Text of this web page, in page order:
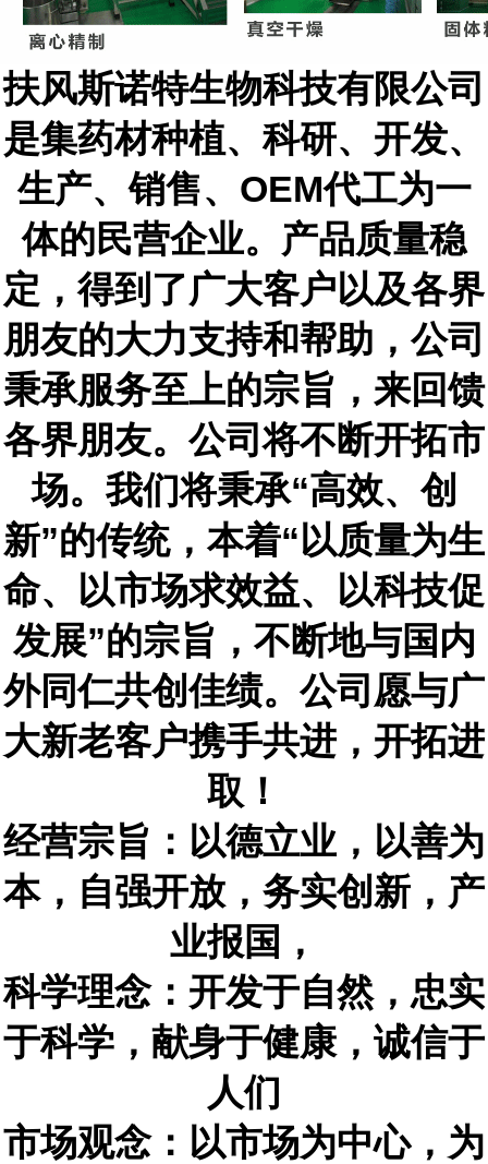
扶风斯诺特生物科技有限公司
是集药材种植、科研、开发、
生产、销售、 OEM代工为一
体的民营企业。 产品质量稳
定，得到了广大客户以及各界
朋友的大力支持和帮助，公司
秉承服务至上的宗旨，来回馈
各界朋友。公司将不断开拓市
场。我们将秉承“高效、创
新”的传统，本着“以质量为生
命、以市场求效益、以科技促
发展”的宗旨，不断地与国内
外同仁共创佳绩。公司愿与广
大新老客户携手共进，开拓进
取！
经营宗旨：以德立业，以善为
本，自强开放，务实创新，产
业报国，
科学理念：开发于自然，忠实
于科学，献身于健康，诚信于
人们
市场观念：以市场为中心，为